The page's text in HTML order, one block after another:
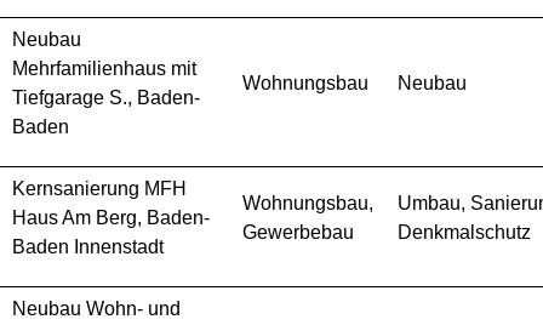
Neubau
Mehrfamilienhaus mit
Tiefgarage S., Baden-
Baden
Wohnungsbau Neubau
Kernsanierung MFH
Haus Am Berg, Baden-
Baden Innenstadt
Wohnungsbau,
Gewerbebau
Umbau,
Denkmalschutz
Neubau Wohn- und